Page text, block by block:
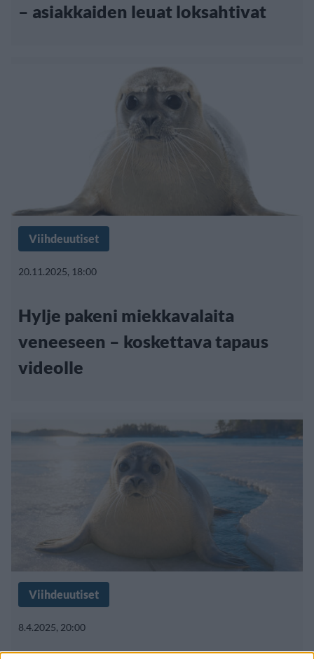
– asiakkaiden leuat loksahtivat
Viihdeuutiset
20.11.2025, 18:00
Hylje pakeni miekkavalaita
veneeseen – koskettava tapaus
videolle
Viihdeuutiset
8.4.2025, 20:00